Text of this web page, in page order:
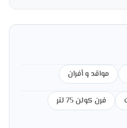
مواقد و أفران
فرن كولن 75 لتر